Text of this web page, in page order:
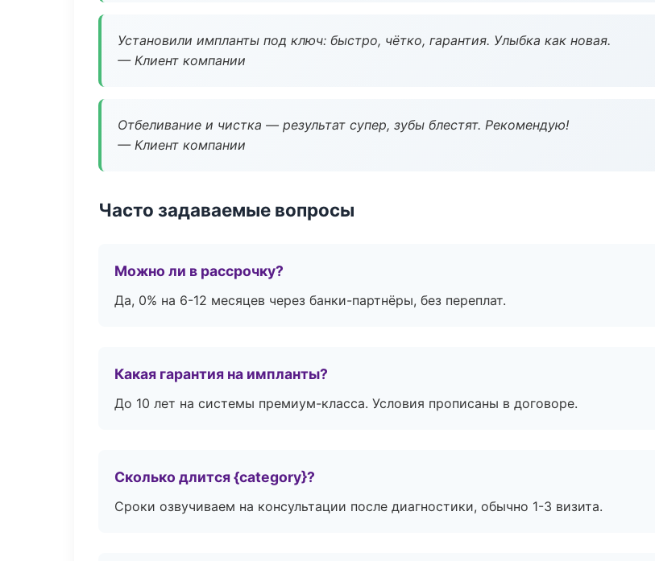
Установили импланты под ключ: быстро, чётко, гарантия. Улыбка как новая.
— Клиент компании
Отбеливание и чистка — результат супер, зубы блестят. Рекомендую!
— Клиент компании
Часто задаваемые вопросы
Можно ли в рассрочку?
Да, 0% на 6-12 месяцев через банки-партнёры, без переплат.
Какая гарантия на импланты?
До 10 лет на системы премиум-класса. Условия прописаны в договоре.
Сколько длится {category}?
Сроки озвучиваем на консультации после диагностики, обычно 1-3 визита.